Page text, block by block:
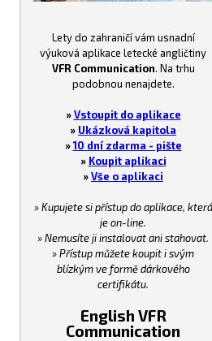
Lety do zahraničí vám usnadní
výuková aplikace letecké angličtiny
VFR Communication. Na trhu
podobnou nenajdete.
» Vstoupit do aplikace
» Ukázková kapitola
»10 dní zdarma - pište
» Koupit aplikaci
»Vše o aplikaci
» Kupujete si přístup do aplikace, která
je on-line.
» Nemusíte ji instalovat ani stahovat.
» Přístup můžete koupit i svým
blízkým ve formě dárkového
certifikátu.
English VFR
Communication